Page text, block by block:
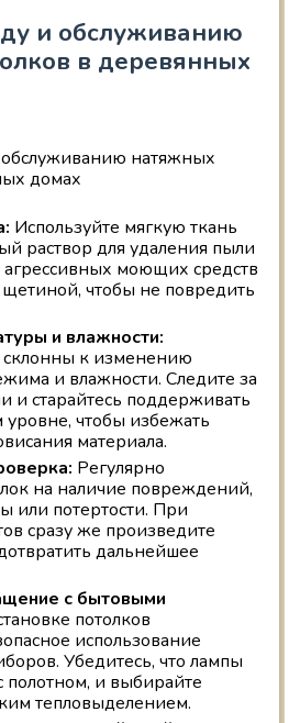
и обслуживанию
в деревянных
Используйте мягкую ткань
раствор для удаления пыли
агрессивных моющих средств
чтобы не повредить
и влажности:
к изменению
и влажности. Следите за
и старайтесь поддерживать
чтобы избежать
материала.
Регулярно
на наличие повреждений,
или потертости. При
сразу же произведите
дальнейшее
с бытовыми
потолков
использование
Убедитесь, что лампы
полотном, и выбирайте
тепловыделением.